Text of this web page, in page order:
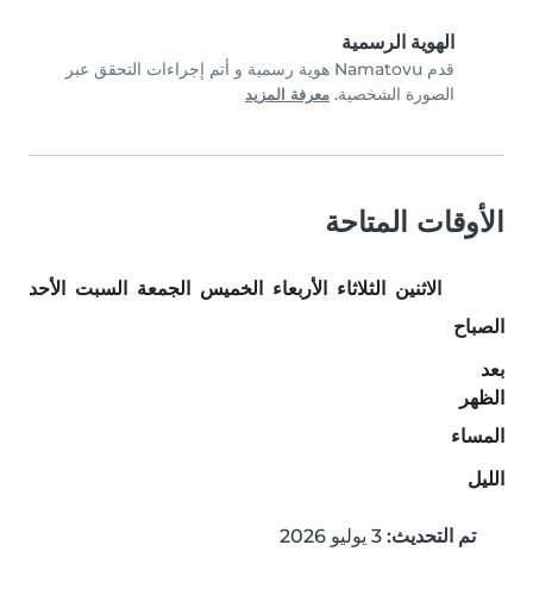
الهوية الرسمية
قدم Namatovu هوية رسمية و أتم إجراءات التحقق عبر
الصورة الشخصية. معرفة المزيد
الأوقات المتاحة
الاثنين الثلاثاء الأربعاء الخميس الجمعة السبت الأحد
الصباح
بعد
الظهر
المساء
الليل
تم التحديث: